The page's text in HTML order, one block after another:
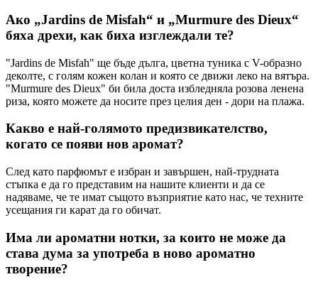
Ако „Jardins de Misfah“ и „Murmure des Dieux“
бяха дрехи, как биха изглеждали те?
"Jardins de Misfah" ще бъде дълга, цветна туника с V-образно
деколте, с голям кожен колан и която се движи леко на вятъра.
"Murmure des Dieux" би била доста избледняла розова ленена
риза, която можете да носите през целия ден - дори на плажа.
Какво е най-голямото предизвикателство,
когато се появи нов аромат?
След като парфюмът е избран и завършен, най-трудната
стъпка е да го представим на нашите клиенти и да се
надяваме, че те имат същото възприятие като нас, че техните
усещания ги карат да го обичат.
Има ли ароматни нотки, за които не може да
става дума за употреба в ново ароматно
творение?